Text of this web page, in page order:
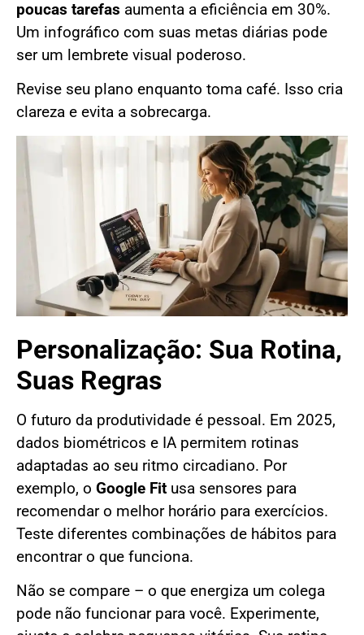
poucas tarefas aumenta a eficiência em 30%.
Um infográfico com suas metas diárias pode
ser um lembrete visual poderoso.
Revise seu plano enquanto toma café. Isso cria
clareza e evita a sobrecarga.
Personalização: Sua Rotina,
Suas Regras
O futuro da produtividade é pessoal. Em 2025,
dados biométricos e IA permitem rotinas
adaptadas ao seu ritmo circadiano. Por
exemplo, o Google Fit usa sensores para
recomendar o melhor horário para exercícios.
Teste diferentes combinações de hábitos para
encontrar o que funciona.
Não se compare – o que energiza um colega
pode não funcionar para você. Experimente,